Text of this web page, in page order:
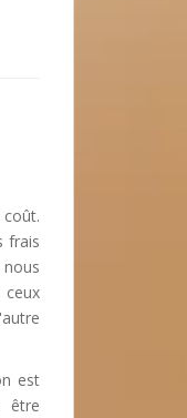
frais
ceux
est
être